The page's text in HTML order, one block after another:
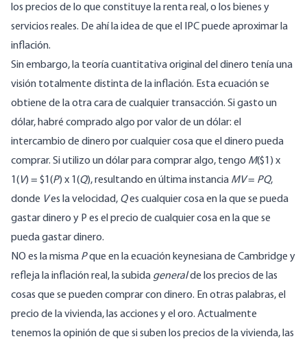
los precios de lo que constituye la renta real, o los bienes y
servicios reales. De ahí la idea de que el IPC puede aproximar la
inflación.
Sin embargo, la teoría cuantitativa original del dinero tenía una
visión totalmente distinta de la inflación. Esta ecuación se
obtiene de la otra cara de cualquier transacción. Si gasto un
dólar, habré comprado algo por valor de un dólar: el
intercambio de dinero por cualquier cosa que el dinero pueda
comprar. Si utilizo un dólar para comprar algo, tengo M($1) x
1(V) = $1(P) x 1(Q), resultando en última instancia MV= PQ,
donde Ves la velocidad, Qes cualquier cosa en la que se pueda
gastar dinero y P es el precio de cualquier cosa en la que se
pueda gastar dinero.
NO es la misma Pque en laecuación keynesiana de Cambridge y
refleja la inflación real, la subida generalde los precios de las
cosas que se pueden comprar con dinero. En otras palabras, el
precio de la vivienda, las acciones y el oro. Actualmente
tenemos la opinión de que si suben los precios de la vivienda, las